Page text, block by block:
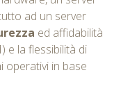
ad un server
ed affidabilità
e la flessibilità di
operativi in base